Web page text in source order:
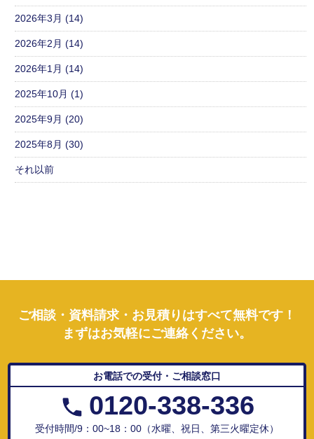
2026年3月 (14)
2026年2月 (14)
2026年1月 (14)
2025年10月 (1)
2025年9月 (20)
2025年8月 (30)
それ以前
ご相談・資料請求・お見積りはすべて無料です！
まずはお気軽にご連絡ください。
お電話での受付・ご相談窓口
0120-338-336
受付時間/9：00~18：00（水曜、祝日、第三火曜定休）